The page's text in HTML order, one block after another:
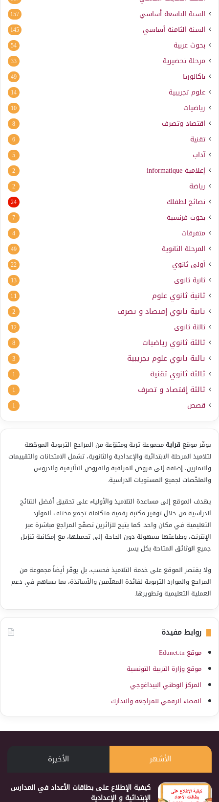
السنة التاسعة أساسي 157
السنة الثامنة أساسي 145
بحوث عربية 54
مرحلة تحضيرية 33
باكالوريا 49
علوم تجريبية 14
رياضيات 10
اقتصاد وتصرف 8
تقنية 6
آداب 5
إعلامية informatique
2
رياضة 2
نصائح لطفلك 24
بحوث فرنسية 7
متفرقات 4
المرحلة الثانوية 49
أولى ثانوي 22
ثانية ثانوي 13
ثانية ثانوي علوم 11
ثانية ثانوي إقتصاد و تصرف 2
ثالثة ثانوي 12
ثالثة ثانوي رياضيات 8
ثالثة ثانوي علوم تجريبية 3
ثالثة ثانوي تقنية 1
ثالثة إقتصاد و تصرف 1
قصص 1
يوفّر موقع قرايةمجموعة ثرية ومتنوّعة من المراجع التربوية الموجّهة
لتلاميذ المرحلة الابتدائية والإعدادية والثانوية، تشمل الامتحانات والتقييمات
والتمارين، إضافة إلى فروض المراقبة والفروض التأليفية والدروس
والملخّصات لجميع المستويات الدراسية.
يهدف الموقع إلى مساعدة التلاميذ والأولياء على تحقيق أفضل النتائج
الدراسية من خلال توفير مكتبة رقمية متكاملة تجمع مختلف الموارد
التعليمية في مكان واحد. كما يتيح للزائرين تصفّح المراجع مباشرة عبر
الإنترنت، وطباعتها بسهولة دون الحاجة إلى تحميلها، مع إمكانية تنزيل
جميع الوثائق المتاحة بكل يسر.
ولا يقتصر الموقع على خدمة التلاميذ فحسب، بل يوفّر أيضاً مجموعة من
المراجع والموارد التربوية لفائدة المعلّمين والأساتذة، بما يساهم في دعم
العملية التعليمية وتطويرها.
روابط مفيدة
موقع Edunet.tn
موقع وزارة التربية التونسية
المركز الوطني البيداغوجي
الفضاء الرقمي للمراجعة والتدارك
الأشهر الأخيرة
كيفية الإطلاع على بطاقات الأعداد في المدارس
الإبتدائية و الإعدادية